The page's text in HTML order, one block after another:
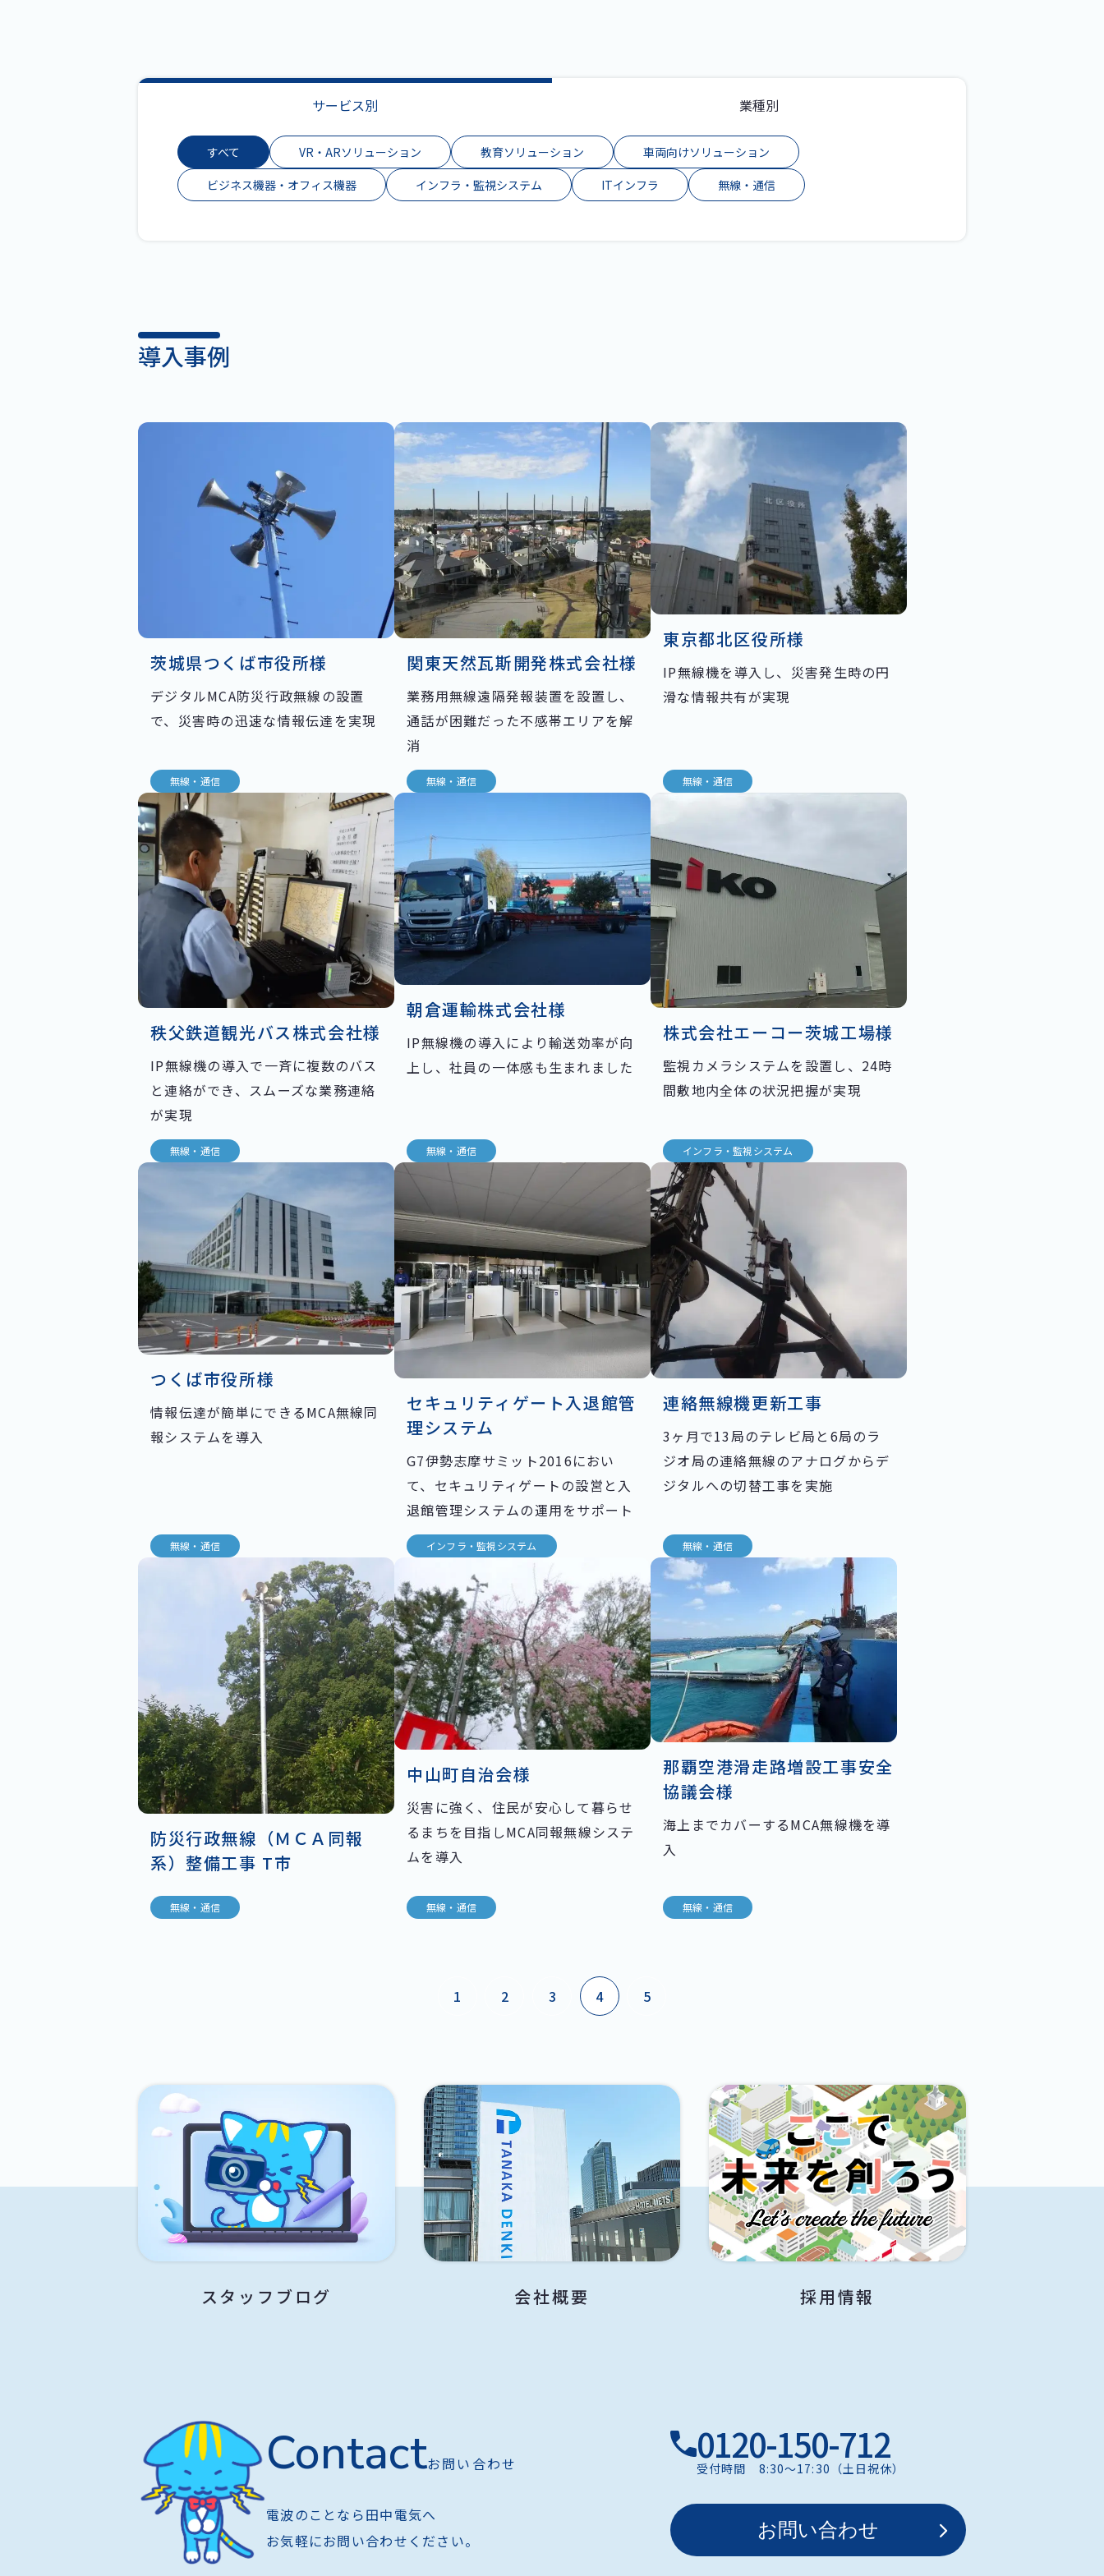
サービス別 業種別
すべて VR・ARソリューション 教育ソリューション
車両向けソリューション
ビジネス機器・オフィス機器
インフラ・監視システム ITインフラ 無線・通信
導入事例
茨城県つくば市役所様
デジタルMCA防災行政無線の設置
で、災害時の迅速な情報伝達を実現
無線・通信
関東天然瓦斯開発株式会社様
業務用無線遠隔発報装置を設置し、
通話が困難だった不感帯エリアを解
消
無線・通信
東京都北区役所様
IP無線機を導入し、災害発生時の円
滑な情報共有が実現
無線・通信
秩父鉄道観光バス株式会社様
IP無線機の導入で一斉に複数のバス
と連絡ができ、スムーズな業務連絡
が実現
無線・通信
朝倉運輸株式会社様
IP無線機の導入により輸送効率が向
上し、社員の一体感も生まれました
無線・通信
株式会社エーコー茨城工場様
監視カメラシステムを設置し、24時
間敷地内全体の状況把握が実現
インフラ・監視システム
つくば市役所様
情報伝達が簡単にできるMCA無線同
報システムを導入
無線・通信
セキュリティゲート入退館管
理システム
G7伊勢志摩サミット2016におい
て、セキュリティゲートの設営と入
退館管理システムの運用をサポート
インフラ・監視システム
連絡無線機更新工事
3ヶ月で13局のテレビ局と6局のラ
ジオ局の連絡無線のアナログからデ
ジタルへの切替工事を実施
無線・通信
防災行政無線（ＭＣＡ同報
系）整備工事 T市
無線・通信
中山町自治会様
災害に強く、住民が安心して暮らせ
るまちを目指しMCA同報無線システ
ムを導入
無線・通信
那覇空港滑走路増設工事安全
協議会様
海上までカバーするMCA無線機を導
入
無線・通信
1 2 3 4 5
スタッフブログ 会社概要 採用情報
Contactお問い合わせ
電波のことなら田中電気へ
お気軽にお問い合わせください。
0120-150-712
受付時間 8:30〜17:30（土日祝休）
お問い合わせ